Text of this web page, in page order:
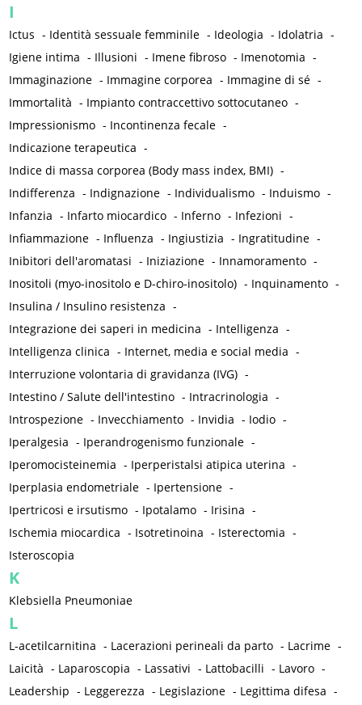
I
Ictus - Identità sessuale femminile - Ideologia - Idolatria -
Igiene intima - Illusioni - Imene fibroso - Imenotomia -
Immaginazione - Immagine corporea - Immagine di sé -
Immortalità - Impianto contraccettivo sottocutaneo -
Impressionismo - Incontinenza fecale -
Indicazione terapeutica -
Indice di massa corporea (Body mass index, BMI) -
Indifferenza - Indignazione - Individualismo - Induismo -
Infanzia - Infarto miocardico - Inferno - Infezioni -
Infiammazione - Influenza - Ingiustizia - Ingratitudine -
Inibitori dell'aromatasi - Iniziazione - Innamoramento -
Inositoli (myo-inositolo e D-chiro-inositolo) - Inquinamento -
Insulina / Insulino resistenza -
Integrazione dei saperi in medicina - Intelligenza -
Intelligenza clinica - Internet, media e social media -
Interruzione volontaria di gravidanza (IVG) -
Intestino / Salute dell'intestino - Intracrinologia -
Introspezione - Invecchiamento - Invidia - Iodio -
Iperalgesia - Iperandrogenismo funzionale -
Iperomocisteinemia - Iperperistalsi atipica uterina -
Iperplasia endometriale - Ipertensione -
Ipertricosi e irsutismo - Ipotalamo - Irisina -
Ischemia miocardica - Isotretinoina - Isterectomia -
Isteroscopia
K
Klebsiella Pneumoniae
L
L-acetilcarnitina - Lacerazioni perineali da parto - Lacrime -
Laicità - Laparoscopia - Lassativi - Lattobacilli - Lavoro -
Leadership - Leggerezza - Legislazione - Legittima difesa -